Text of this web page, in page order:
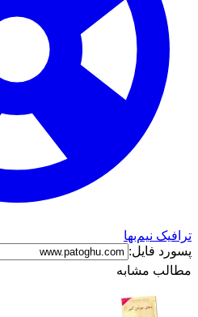
نیم‌بها
فایل:
مشابه